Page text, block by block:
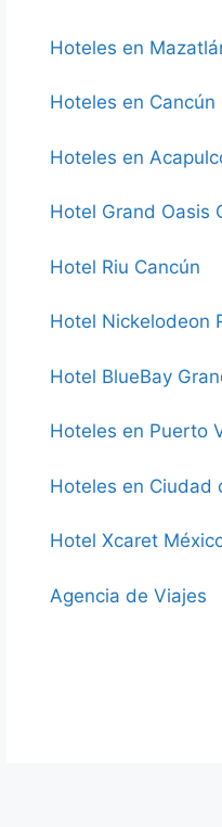
Hoteles en
Hoteles en Cancún
Hoteles en
Hotel Grand Oasis
Hotel Riu Cancún
Hotel Nickelodeon
Hotel BlueBay
Hoteles en Puerto
Hoteles en Ciudad
Hotel Xcaret
Agencia de Viajes